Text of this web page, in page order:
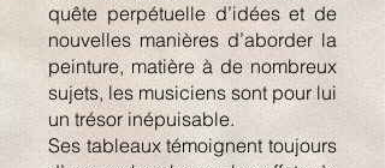
quête perpétuelle d’idées et de
nouvelles manières d’aborder la
peinture, matière à de nombreux
sujets, les musiciens sont pour lui
un trésor inépuisable.
Ses tableaux témoignent toujours